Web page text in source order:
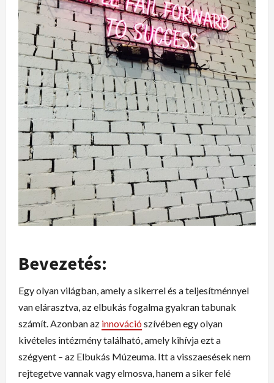
Bevezetés:
Egy olyan világban, amely a sikerrel és a teljesítménnyel
van elárasztva, az elbukás fogalma gyakran tabunak
számít. Azonban az innováció szívében egy olyan
kivételes intézmény található, amely kihívja ezt a
szégyent – az Elbukás Múzeuma. Itt a visszaesések nem
rejtegetve vannak vagy elmosva, hanem a siker felé